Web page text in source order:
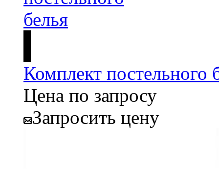
Комплект постельного
Цена по запросу
Запросить цену